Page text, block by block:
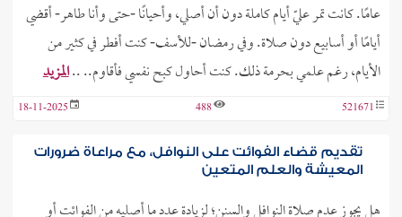
عامًا. كانت تمر عليّ أيام كاملة دون أن أصلي، وأحيانًا -حتى وأنا طاهر- أقضي
أيامًا أو أسابيع دون صلاة. وفي رمضان -للأسف- كنت أفطر في كثير من
الأيام، رغم علمي بحرمة ذلك. كنت أحاول كبح نفسي فأقاوم.. ..المزيد
521671
488
18-11-2025
تقديم قضاء الفوائت على النوافل، مع مراعاة ضرورات
المعيشة والعلم المتعين